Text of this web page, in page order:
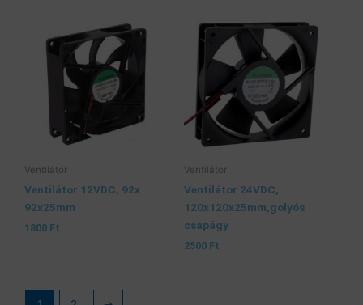
Ventilátor
Ventilátor 12VDC, 92x
92x25mm
1800 Ft
Ventilátor
Ventilátor 24VDC,
120x120x25mm,golyós
csapágy
2500 Ft